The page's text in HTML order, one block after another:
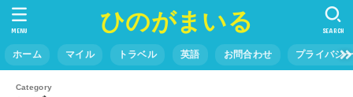
ひのがまいる
ホーム マイル トラベル 英語 お問合わせ プライバシ
SEARCH
MENU